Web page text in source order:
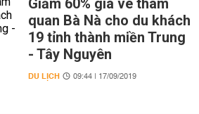
quan Bà Nà cho du khách
19 tỉnh thành miền Trung
- Tây Nguyên
DU LỊCH 09:44 | 17/09/2019